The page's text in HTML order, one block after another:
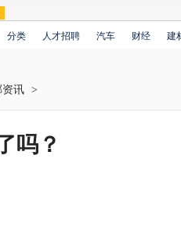
分类 人才招聘 汽车 财经 建
资讯 >
吗？